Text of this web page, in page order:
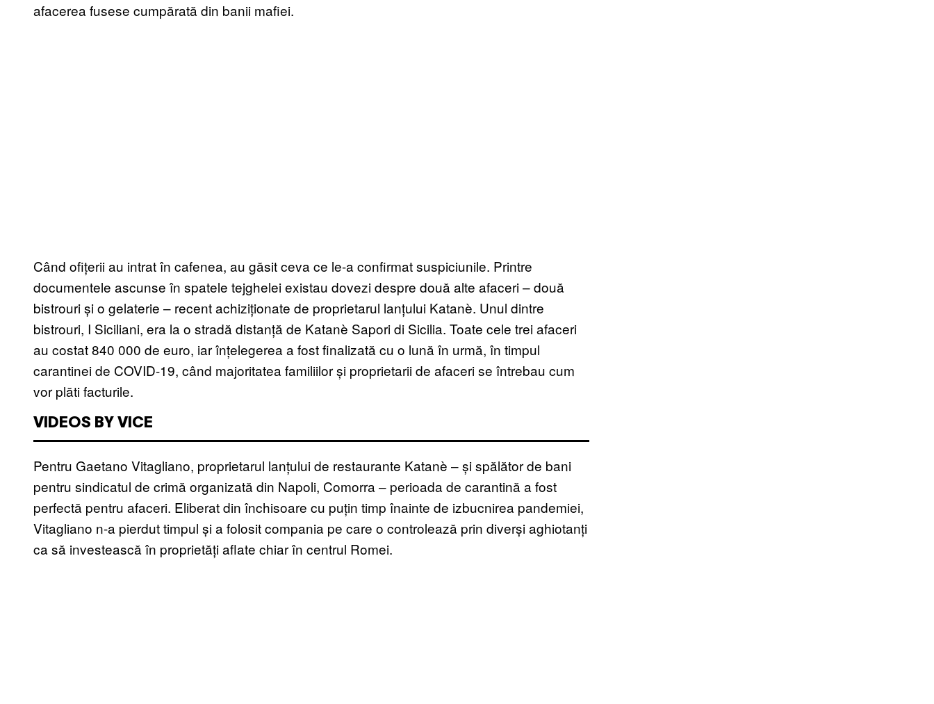
afacerea fusese cumpărată din banii mafiei.
Când ofițerii au intrat în cafenea, au găsit ceva ce le-a confirmat suspiciunile. Printre
documentele ascunse în spatele tejghelei existau dovezi despre două alte afaceri – două
bistrouri și o gelaterie – recent achiziționate de proprietarul lanțului Katanè. Unul dintre
bistrouri, I Siciliani, era la o stradă distanță de Katanè Sapori di Sicilia. Toate cele trei afaceri
au costat 840 000 de euro, iar înțelegerea a fost finalizată cu o lună în urmă, în timpul
carantinei de COVID-19, când majoritatea familiilor și proprietarii de afaceri se întrebau cum
vor plăti facturile.
VIDEOS BY VICE
Pentru Gaetano Vitagliano, proprietarul lanțului de restaurante Katanè – și spălător de bani
pentru sindicatul de crimă organizată din Napoli, Comorra – perioada de carantină a fost
perfectă pentru afaceri. Eliberat din închisoare cu puțin timp înainte de izbucnirea pandemiei,
Vitagliano n-a pierdut timpul și a folosit compania pe care o controlează prin diverși aghiotanți
ca să investească în proprietăți aflate chiar în centrul Romei.